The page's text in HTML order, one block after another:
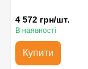
4 572 грн/шт.
В наявності
Купити